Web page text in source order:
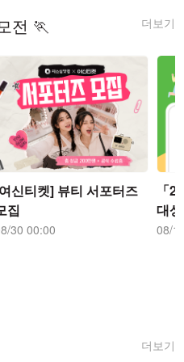
더보기
전 🏃
신티켓] 뷰티 서포터즈
집
30 00:00
「
대
08/
더보기